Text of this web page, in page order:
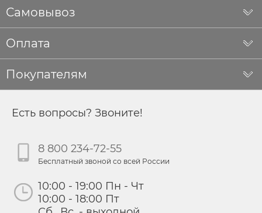
Самовывоз
Оплата
Покупателям
Есть вопросы? Звоните!
8 800 234-72-55
Бесплатный звоной со всей России
10:00 - 19:00 Пн - Чт
10:00 - 18:00 Пт